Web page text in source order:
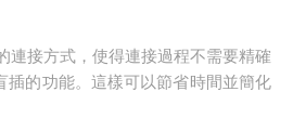
連接方式，使得連接過程不需要精確
插的功能。這樣可以節省時間並簡化